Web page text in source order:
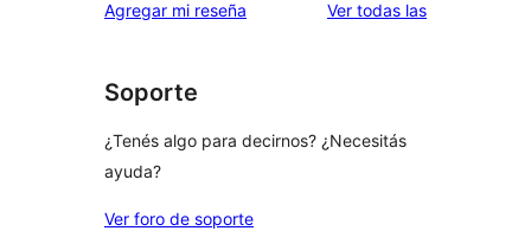
Agregar mi reseña Ver todas lasreseñas
Soporte
¿Tenés algo para decirnos? ¿Necesitás
ayuda?
Ver foro de soporte